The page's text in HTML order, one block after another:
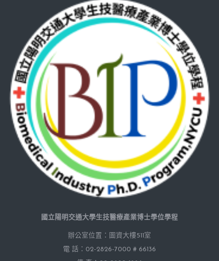
國立陽明交通大學生技醫療產業博士學位學程
辦公室位置：圖資大樓511室
電 話：02-2826-7000 # 66136